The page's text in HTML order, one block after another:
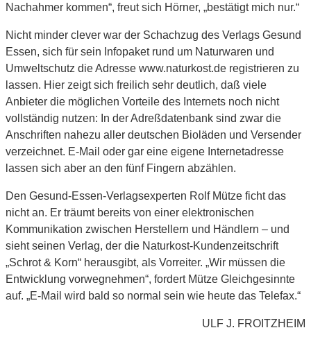
Nachahmer kommen“, freut sich Hörner, „bestätigt mich nur.“
Nicht minder clever war der Schachzug des Verlags Gesund
Essen, sich für sein Infopaket rund um Naturwaren und
Umweltschutz die Adresse www.naturkost.de registrieren zu
lassen. Hier zeigt sich freilich sehr deutlich, daß viele
Anbieter die möglichen Vorteile des Internets noch nicht
vollständig nutzen: In der Adreßdatenbank sind zwar die
Anschriften nahezu aller deutschen Bioläden und Versender
verzeichnet. E-Mail oder gar eine eigene Internetadresse
lassen sich aber an den fünf Fingern abzählen.
Den Gesund-Essen-Verlagsexperten Rolf Mütze ficht das
nicht an. Er träumt bereits von einer elektronischen
Kommunikation zwischen Herstellern und Händlern – und
sieht seinen Verlag, der die Naturkost-Kundenzeitschrift
„Schrot & Korn“ herausgibt, als Vorreiter. „Wir müssen die
Entwicklung vorwegnehmen“, fordert Mütze Gleichgesinnte
auf. „E-Mail wird bald so normal sein wie heute das Telefax.“
ULF J. FROITZHEIM